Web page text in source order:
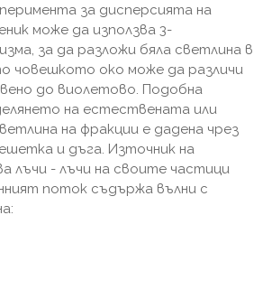
за дисперсията на
може да използва 3-
за да разложи бяла светлина в
човешкото око може да различи
до виолетово. Подобна
на естествената или
на фракции е дадена чрез
и дъга. Източник на
лъчи - лъчи на своите частици
поток съдържа вълни с